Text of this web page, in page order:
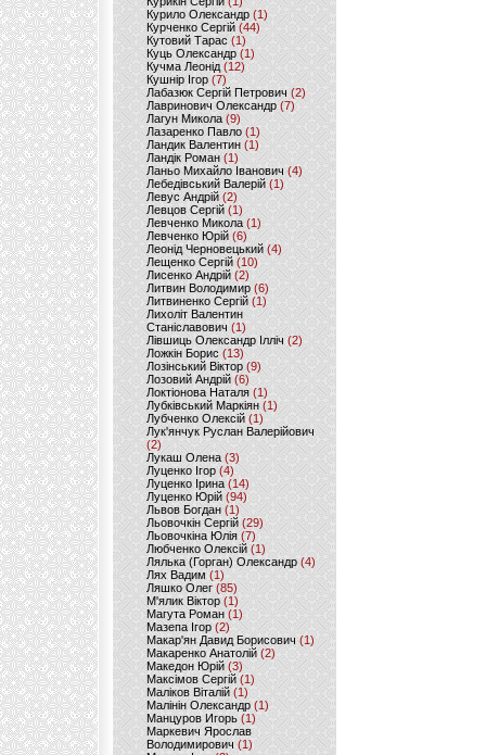
Курило Олександр (1)
Курченко Сергій (44)
Кутовий Тарас (1)
Куць Олександр (1)
Кучма Леонід (12)
Кушнір Ігор(7)
Лабазюк Сергій Петрович (2)
Лавринович Олександр(7)
Лагун Микола(9)
Лазаренко Павло (1)
Ландик Валентин (1)
Ландік Роман (1)
Ланьо Михайло Іванович(4)
Лебедівський Валерій(1)
Левус Андрій(2)
Левцов Сергій (1)
Левченко Микола (1)
Левченко Юрій (6)
Леонід Черновецький (4)
Лещенко Сергій (10)
Лисенко Андрій (2)
Литвин Володимир (6)
Литвиненко Сергій (1)
Лихоліт Валентин
Станіславович (1)
Лівшиць Олександр Ілліч (2)
Ложкін Борис(13)
Лозінський Віктор(9)
Лозовий Андрій (6)
Локтіонова Наталя (1)
Лубківський Маркіян(1)
Лубченко Олексій (1)
Лук'янчук Руслан Валерійович
(2)
Лукаш Олена (3)
Луценко Ігор (4)
Луценко Ірина (14)
Луценко Юрій (94)
Львов Богдан (1)
Льовочкін Сергій (29)
Льовочкіна Юлія(7)
Любченко Олексій(1)
Лялька (Горган) Олександр(4)
Лях Вадим (1)
Ляшко Олег (85)
М'ялик Віктор(1)
Магута Роман(1)
Мазепа Ігор (2)
Макар'ян Давид Борисович(1)
Макаренко Анатолій (2)
Македон Юрій(3)
Максімов Сергій (1)
Маліков Віталій (1)
Малінін Олександр (1)
Манцуров Игорь (1)
Маркевич Ярослав
Володимирович (1)